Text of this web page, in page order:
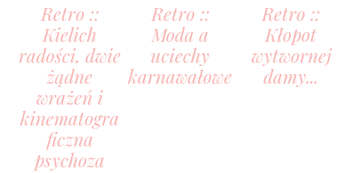
Retro ::
Kielich
radości, dwie
żądne
wrażeń i
kinematogra
ficzna
psychoza
Retro ::
Moda a
uciechy
karnawałowe
Retro ::
Kłopot
wytwornej
damy...